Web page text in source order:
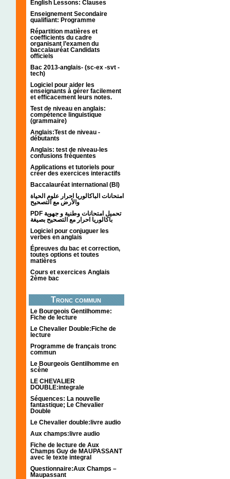
English Lessons: Clauses
Enseignement Secondaire
qualifiant: Programme
Répartition matières et
coefficients du cadre
organisant l’examen du
baccalauréat Candidats
officiels
Bac 2013-anglais- (sc-ex -svt -
tech)
Logiciel pour aider les
enseignants à gérer facilement
et efficacement leurs notes.
Test de niveau en anglais:
compétence linguistique
(grammaire)
Anglais:Test de niveau -
débutants
Anglais: test de niveau-les
confusions fréquentes
Applications et tutoriels pour
créer des exercices interactifs
Baccalauréat international (BI)
امتحانات الباكالوريا احرار علوم الحياة
والأرض مع التصحيح
PDF تحميل امتحانات وطنية و جهوية
باكالوريا احرار مع التصحيح بصيغة
Logiciel pour conjuguer les
verbes en anglais
Épreuves du bac et correction,
toutes options et toutes
matières
Cours et exercices Anglais
2ème bac
Tronc commun
Le Bourgeois Gentilhomme:
Fiche de lecture
Le Chevalier Double:Fiche de
lecture
Programme de français tronc
commun
Le Bourgeois Gentilhomme en
scène
LE CHEVALIER
DOUBLE:integrale
Séquences: La nouvelle
fantastique; Le Chevalier
Double
Le Chevalier double:livre audio
Aux champs:livre audio
Fiche de lecture de Aux
Champs Guy de MAUPASSANT
avec le texte integral
Questionnaire:Aux Champs –
Maupassant